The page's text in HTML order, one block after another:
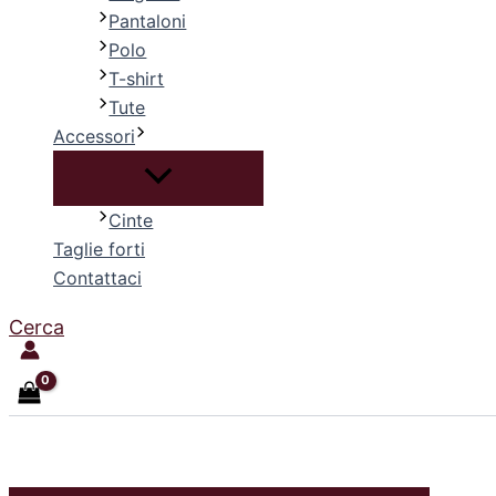
Pantaloni
Polo
T-shirt
Tute
Accessori
Cinte
Taglie forti
Contattaci
Cerca